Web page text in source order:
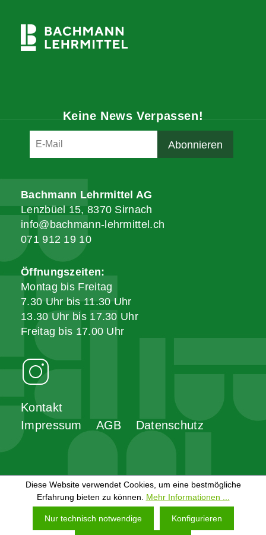
Keine News Verpassen!
Kontakt
Impressum
AGB Datenschutz
Bachmann Lehrmittel AG
Lenzbüel 15, 8370 Sirnach
info@bachmann-lehrmittel.ch
071 912 19 10
Öffnungszeiten:
Montag bis Freitag
7.30 Uhr bis 11.30 Uhr
13.30 Uhr bis 17.30 Uhr
Freitag bis 17.00 Uhr
Diese Website verwendet Cookies, um eine bestmögliche
Erfahrung bieten zu können. Mehr Informationen ...
Nur technisch notwendige Konfigurieren